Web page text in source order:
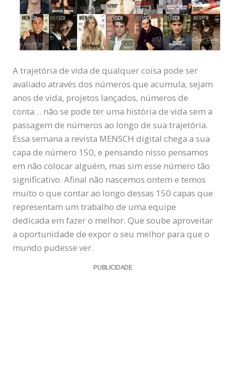
A trajetória de vida de qualquer coisa pode ser
avaliado através dos números que acumula, sejam
anos de vida, projetos lançados, números de
conta… não se pode ter uma história de vida sem a
passagem de números ao longo de sua trajetória.
Essa semana a revista MENSCH digital chega a sua
capa de número 150, e pensando nisso pensamos
em não colocar alguém, mas sim esse número tão
significativo. Afinal não nascemos ontem e temos
muito o que contar ao longo dessas 150 capas que
representam um trabalho de uma equipe
dedicada em fazer o melhor. Que soube aproveitar
a oportunidade de expor o seu melhor para que o
mundo pudesse ver.
PUBLICIDADE